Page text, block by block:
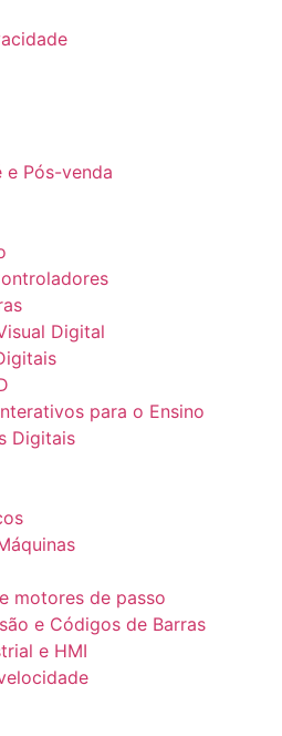
e Pós-venda
Digital
para o Ensino
Digitais
motores de passo
e Códigos de Barras
e HMI